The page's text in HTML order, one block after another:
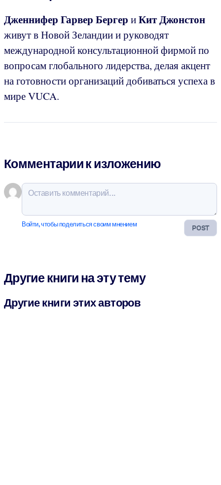
Дженнифер Гарвер Бергер иКит Джонстон
живут в Новой Зеландии и руководят
международной консультационной фирмой по
вопросам глобального лидерства, делая акцент
на готовности организацийдобиваться успеха в
мире VUCA.
Комментарии к изложению
POST
Войти, чтобы поделиться своим мнением
Другие книги на эту тему
Другие книги этих авторов